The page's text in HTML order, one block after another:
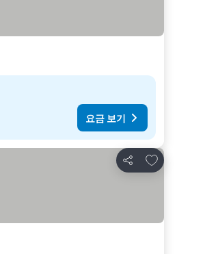
요금 보기
공유
즐겨찾기에 추가